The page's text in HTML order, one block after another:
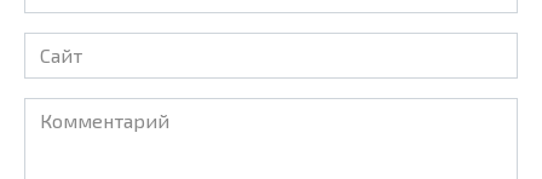
*
Сайт
Комментарий